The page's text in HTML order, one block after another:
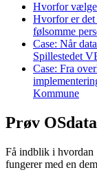
Hvorfor vælge
Hvorfor er det
følsomme
Case: Når
Spillestedet
Case: Fra
Kommune
Prøv
Få indblik i
fungerer med en